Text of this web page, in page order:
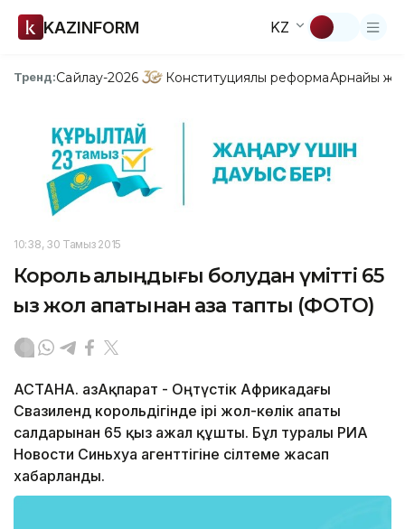
KAZINFORM KZ
Тренд:Сайлау-2026 Конституциялық реформаАрнайы
10:38, 30 Тамыз 2015
Король қалыңдығы болудан үмітті 65
қыз жол апатынан қаза тапты (ФОТО)
АСТАНА. ҚазАқпарат - Оңтүстік Африкадағы
Свазиленд корольдігінде ірі жол-көлік апаты
салдарынан 65 қыз ажал құшты. Бұл туралы РИА
Новости Синьхуа агенттігіне сілтеме жасап
хабарланды.